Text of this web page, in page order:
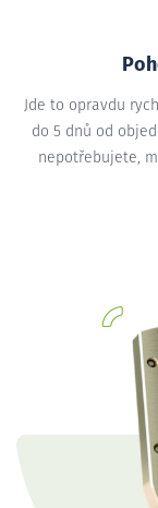
Jde to opravdu
do 5 dnů od
nepotřebujete,